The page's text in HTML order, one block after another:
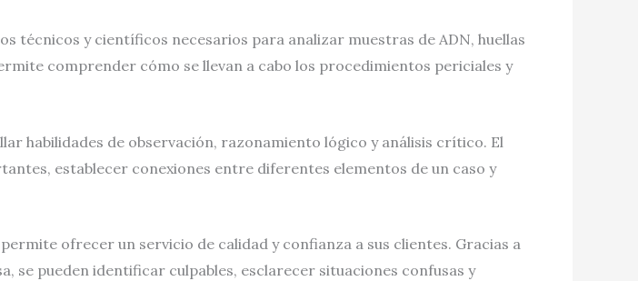
técnicos y científicos necesarios para analizar muestras de ADN, huellas
comprender cómo se llevan a cabo los procedimientos periciales y
habilidades de observación, razonamiento lógico y análisis crítico. El
establecer conexiones entre diferentes elementos de un caso y
ofrecer un servicio de calidad y confianza a sus clientes. Gracias a
se pueden identificar culpables, esclarecer situaciones confusas y